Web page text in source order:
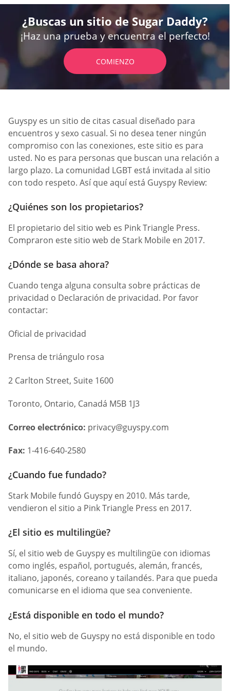
¿Buscas un sitio de Sugar Daddy?
¡Haz una prueba y encuentra el perfecto!
COMIENZO
Guyspy es un sitio de citas casual diseñado para
encuentros y sexo casual. Si no desea tener ningún
compromiso con las conexiones, este sitio es para
usted. No es para personas que buscan una relación a
largo plazo. La comunidad LGBT está invitada al sitio
con todo respeto. Así que aquí está Guyspy Review:
¿Quiénes son los propietarios?
El propietario del sitio web es Pink Triangle Press.
Compraron este sitio web de Stark Mobile en 2017.
¿Dónde se basa ahora?
Cuando tenga alguna consulta sobre prácticas de
privacidad o Declaración de privacidad. Por favor
contactar:
Oficial de privacidad
Prensa de triángulo rosa
2 Carlton Street, Suite 1600
Toronto, Ontario, Canadá M5B 1J3
Correo electrónico: privacy@guyspy.com
Fax: 1-416-640-2580
¿Cuando fue fundado?
Stark Mobile fundó Guyspy en 2010. Más tarde,
vendieron el sitio a Pink Triangle Press en 2017.
¿El sitio es multilingüe?
Sí, el sitio web de Guyspy es multilingüe con idiomas
como inglés, español, portugués, alemán, francés,
italiano, japonés, coreano y tailandés. Para que pueda
comunicarse en el idioma que sea conveniente.
¿Está disponible en todo el mundo?
No, el sitio web de Guyspy no está disponible en todo
el mundo.